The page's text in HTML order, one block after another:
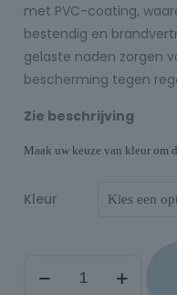
met PVC-coating,
bestendig en
gelaste naden zorgen
bescherming tegen
Zie beschrijving
Maak uw keuze van kleur om
Kleur